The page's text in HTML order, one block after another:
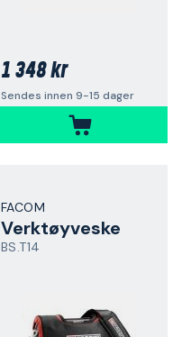
1 348 kr
Sendes innen 9-15 dager
FACOM
Verktøyveske
BS.T14